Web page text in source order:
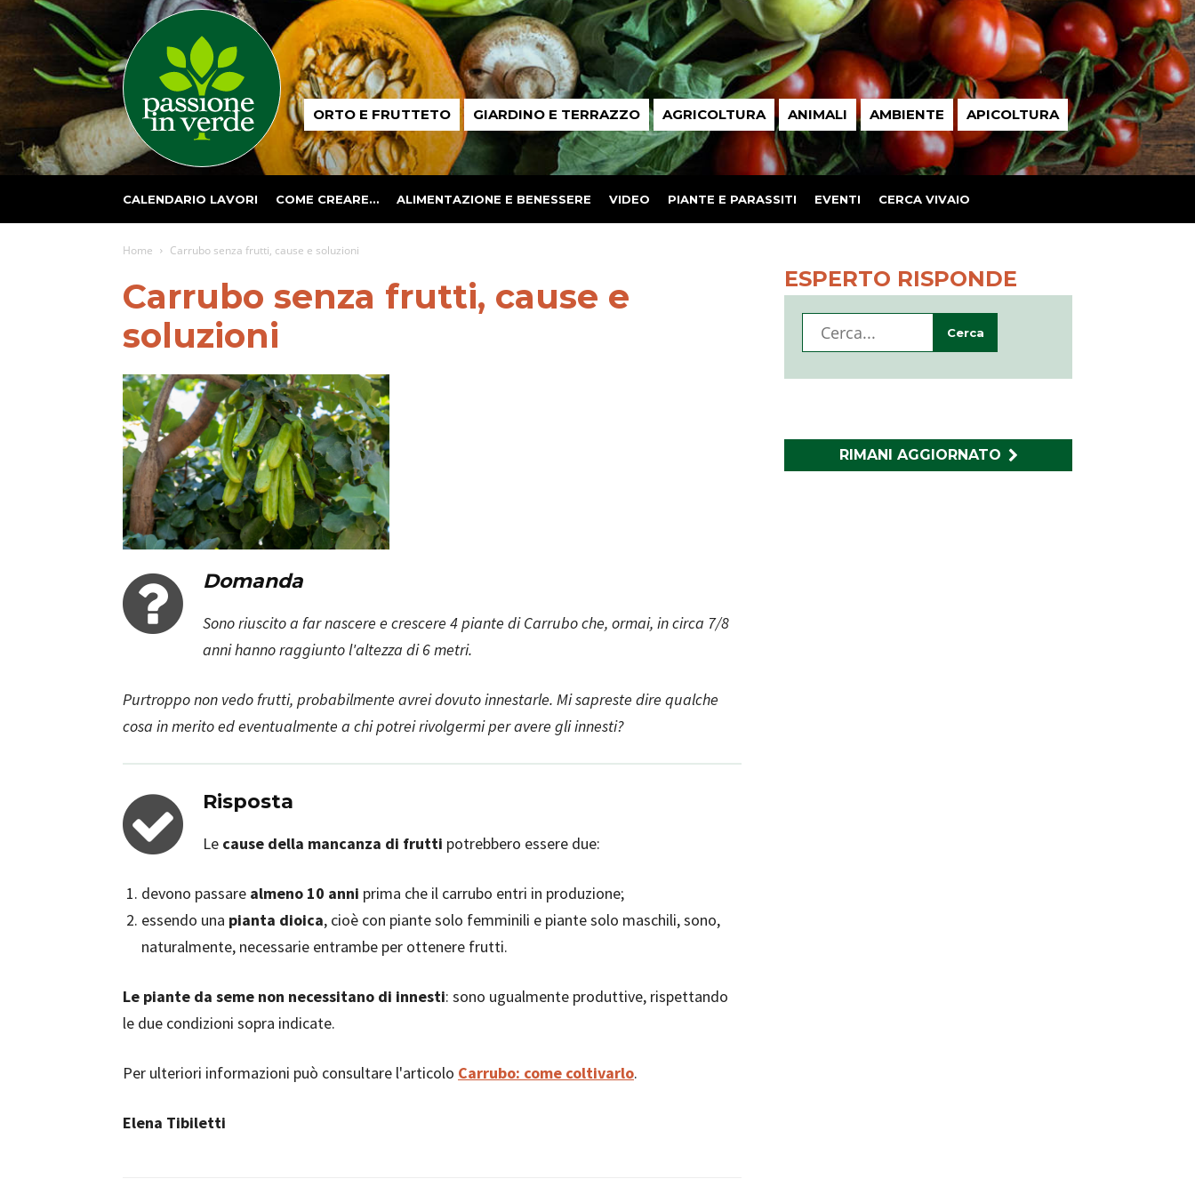
Passione
in ORTO E FRUTTETO GIARDINO E TERRAZZO AGRICOLTURA ANIMALI AMBIENTE APICOLTURA
CALENDARIO LAVORI COME CREARE… ALIMENTAZIONE E BENESSERE VIDEO PIANTE E PARASSITI EVENTI CERCA VIVAIO
Home Carrubo senza frutti, cause e soluzioni
Carrubo senza frutti, cause e
soluzioni
Domanda
Sono riuscito a far nascere e crescere 4 piante di Carrubo che, ormai, in circa 7/8
anni hanno raggiunto l'altezza di 6 metri.
Purtroppo non vedo frutti, probabilmente avrei dovuto innestarle. Mi sapreste dire qualche
cosa in merito ed eventualmente a chi potrei rivolgermi per avere gli innesti?
Risposta
Le cause della mancanza di frutti potrebbero essere due:
devono passare almeno 10 anni prima che il carrubo entri in produzione;
essendo una pianta dioica, cioè con piante solo femminili e piante solo maschili, sono,
naturalmente, necessarie entrambe per ottenere frutti.
Le piante da seme non necessitano di innesti: sono ugualmente produttive, rispettando
le due condizioni sopra indicate.
Per ulteriori informazioni può consultare l'articolo Carrubo: come coltivarlo.
Elena Tibiletti
ESPERTO RISPONDE
RIMANI AGGIORNATO